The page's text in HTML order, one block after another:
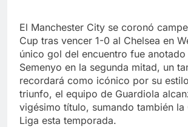
El Manchester City se coronó
Cup tras vencer 1-0 al Chelsea en
único gol del encuentro fue
Semenyo en la segunda mitad, un
recordará como icónico por su
triunfo, el equipo de Guardiola
vigésimo título, sumando también la
Liga esta temporada.